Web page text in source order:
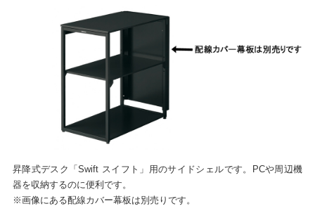
昇降式デスク「Swift スイフト」用のサイドシェルです。PCや周辺機
器を収納するのに便利です。
※画像にある配線カバー幕板は別売りです。